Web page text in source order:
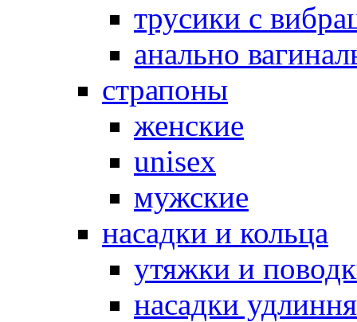
трусики с
анально
страпоны
женские
unisex
мужские
насадки и кольца
утяжки и
насадки